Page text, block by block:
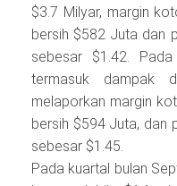
$3.7 Milyar, margin
bersih $582 Juta dan
sebesar $1.42.
termasuk dampak
melaporkan margin
bersih $594 Juta, dan
sebesar $1.45.
Pada kuartal bulan